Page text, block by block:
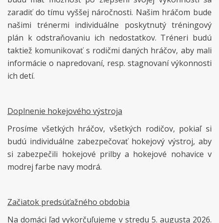
zaradiť do tímu vyššej náročnosti. Našim hráčom bude
našimi trénermi individuálne poskytnutý tréningový
plán k odstraňovaniu ich nedostatkov. Tréneri budú
taktiež komunikovať s rodičmi daných hráčov, aby mali
informácie o napredovaní, resp. stagnovaní výkonnosti
ich detí.
Doplnenie hokejového výstroja
Prosíme všetkých hráčov, všetkých rodičov, pokiaľ si
budú individuálne zabezpečovať hokejový výstroj, aby
si zabezpečili hokejové prilby a hokejové nohavice v
modrej farbe navy modrá.
Začiatok predsúťažného obdobia
Na domáci ľad vykorčuľujeme v stredu 5. augusta 2026.